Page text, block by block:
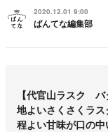
2020.12.01 9:00
ぱんてな編集部
【代官山ラスク
地よいさくさくラ
程よい甘味が口の中